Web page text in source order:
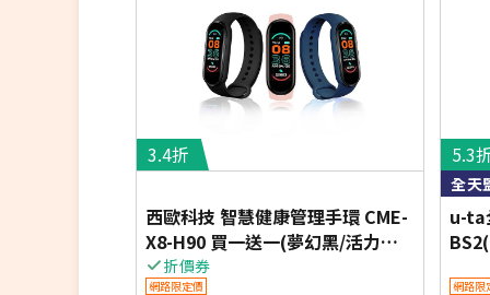
3.4折
西歐科技 智慧健康管理手環 CME-
X8-H90 買一送一(夢幻黑/活力粉/
海洋藍)
折價券
網路限定價
5.3
全天
u-ta
網路限